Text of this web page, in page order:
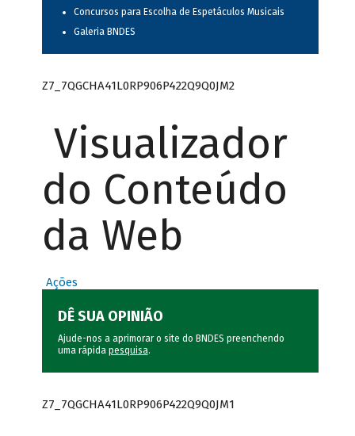
Concursos para Escolha de Espetáculos Musicais
Galeria BNDES
Z7_7QGCHA41L0RP906P422Q9Q0JM2
Visualizador
do Conteúdo
da Web
Ações
DÊ SUA OPINIÃO
Ajude-nos a aprimorar o site do BNDES preenchendo
uma rápida pesquisa.
Z7_7QGCHA41L0RP906P422Q9Q0JM1